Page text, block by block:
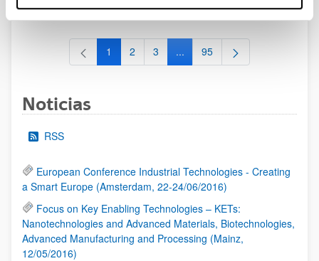
Página
1 Página
2 Página
3 ...Páginas intermedias Use TAB
Página
95
Noticias
RSS
European Conference Industrial Technologies - Creating
a Smart Europe (Amsterdam, 22-24/06/2016)
Focus on Key Enabling Technologies – KETs:
Nanotechnologies and Advanced Materials, Biotechnologies,
Advanced Manufacturing and Processing (Mainz,
12/05/2016)